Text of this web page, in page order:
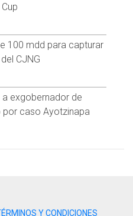
liberado en el
el departamento.
100 mdd para capturar
CJNG
a exgobernador de
por caso Ayotzinapa
Y CONDICIONES